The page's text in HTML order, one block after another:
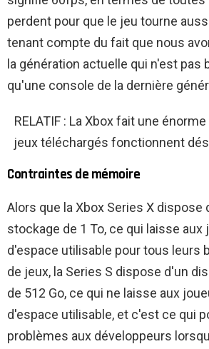
perdent pour que le jeu tourne
tenant compte du fait que nous
la génération actuelle qui n'est pas
qu'une console de la dernière
RELATIF : La Xbox fait une
jeux téléchargés fonctionnent
Contraintes de mémoire
Alors que la Xbox Series X dispose
stockage de 1 To, ce qui laisse aux
d'espace utilisable pour tous leurs
de jeux, la Series S dispose d'un
de 512 Go, ce qui ne laisse aux
d'espace utilisable, et c'est ce qui
problèmes aux développeurs